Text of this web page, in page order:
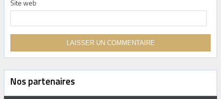
Site web
Nos partenaires